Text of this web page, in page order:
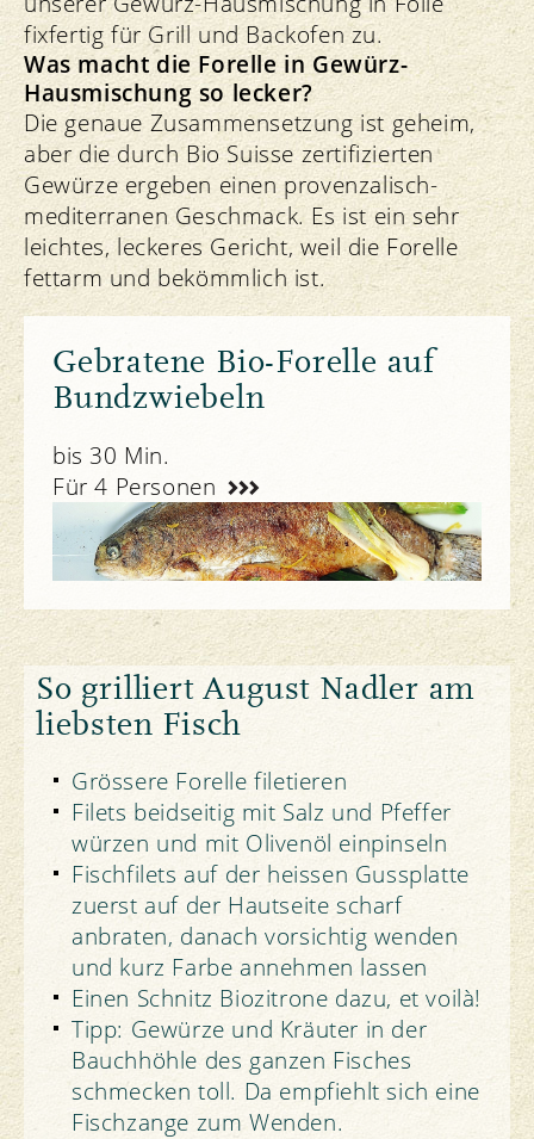
fixfertig für Grill und Backofen zu.
Was macht die Forelle in Gewürz-
Hausmischung so lecker?
Die genaue Zusammensetzung ist geheim,
aber die durch Bio Suisse zertifizierten
Gewürze ergeben einen provenzalisch-
mediterranen Geschmack. Es ist ein sehr
leichtes, leckeres Gericht, weil die Forelle
fettarm und bekömmlich ist.
Gebratene Bio-Forelle auf
Bundzwiebeln
bis 30 Min.
Für 4 Personen
Rezept
So grilliert August Nadler am
liebsten Fisch
Grössere Forelle filetieren
Filets beidseitig mit Salz und Pfeffer
würzen und mit Olivenöl einpinseln
Fischfilets auf der heissen Gussplatte
zuerst auf der Hautseite scharf
anbraten, danach vorsichtig wenden
und kurz Farbe annehmen lassen
Einen Schnitz Biozitrone dazu, et voilà!
Tipp: Gewürze und Kräuter in der
Bauchhöhle des ganzen Fisches
schmecken toll. Da empfiehlt sich eine
Fischzange zum Wenden.